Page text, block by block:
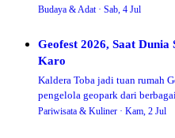
Batak, satu panggung dengan
Budaya & Adat · Sab, 4 Jul
Geofest 2026, Saat
Karo
Kaldera Toba jadi tuan rumah
pengelola geopark dari
juga mampir ke Taman
Pariwisata & Kuliner · Kam, 2 Jul